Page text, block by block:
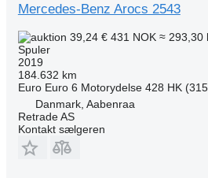
Mercedes-Benz Arocs 2543
39,24 € 431 NOK ≈ 293,30
Spuler
2019
184.632 km
Euro Euro 6 Motorydelse 428 HK
Danmark, Aabenraa
Retrade AS
Kontakt sælgeren